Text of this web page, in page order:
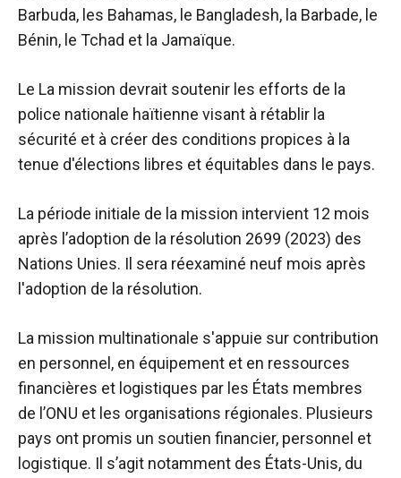
Barbuda, les Bahamas, le Bangladesh, la Barbade, le
Bénin, le Tchad et la Jamaïque.
Le La mission devrait soutenir les efforts de la
police nationale haïtienne visant à rétablir la
sécurité et à créer des conditions propices à la
tenue d'élections libres et équitables dans le pays.
La période initiale de la mission intervient 12 mois
après l’adoption de la résolution 2699 (2023) des
Nations Unies. Il sera réexaminé neuf mois après
l'adoption de la résolution.
La mission multinationale s'appuie sur contribution
en personnel, en équipement et en ressources
financières et logistiques par les États membres
de l’ONU et les organisations régionales. Plusieurs
pays ont promis un soutien financier, personnel et
logistique. Il s’agit notamment des États-Unis, du